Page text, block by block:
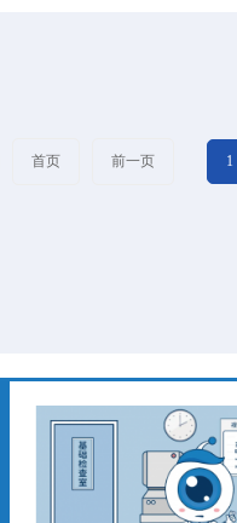
首页 前一页 1